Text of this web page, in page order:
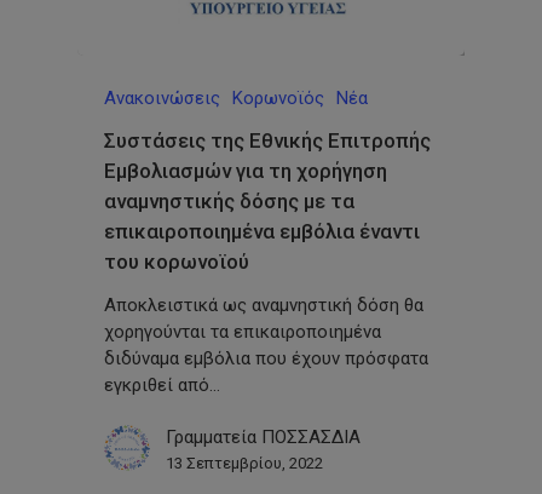
Ανακοινώσεις Κορωνοϊός Νέα
Συστάσεις της Εθνικής Επιτροπής
Εμβολιασμών για τη χορήγηση
αναμνηστικής δόσης με τα
επικαιροποιημένα εμβόλια έναντι
του κορωνοϊού
Αποκλειστικά ως αναμνηστική δόση θα
χορηγούνται τα επικαιροποιημένα
διδύναμα εμβόλια που έχουν πρόσφατα
εγκριθεί από…
Γραμματεία ΠΟΣΣΑΣΔΙΑ
13 Σεπτεμβρίου, 2022